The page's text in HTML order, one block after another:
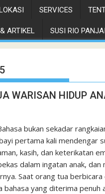
SERVICES
ARTIKEL SUSI RIO
WARISAN HIDUP
bukan sekadar
pertama kali mendengar
kasih, dan keterikatan
dalam ingatan anak,
Saat orang tua
bahasa yang diterima